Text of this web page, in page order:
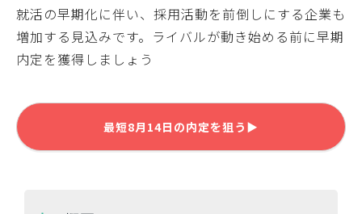
就活の早期化に伴い、採用活動を前倒しにする企業も
増加する見込みです。ライバルが動き始める前に早期
内定を獲得しましょう
最短8月14日 の内定を狙う▶